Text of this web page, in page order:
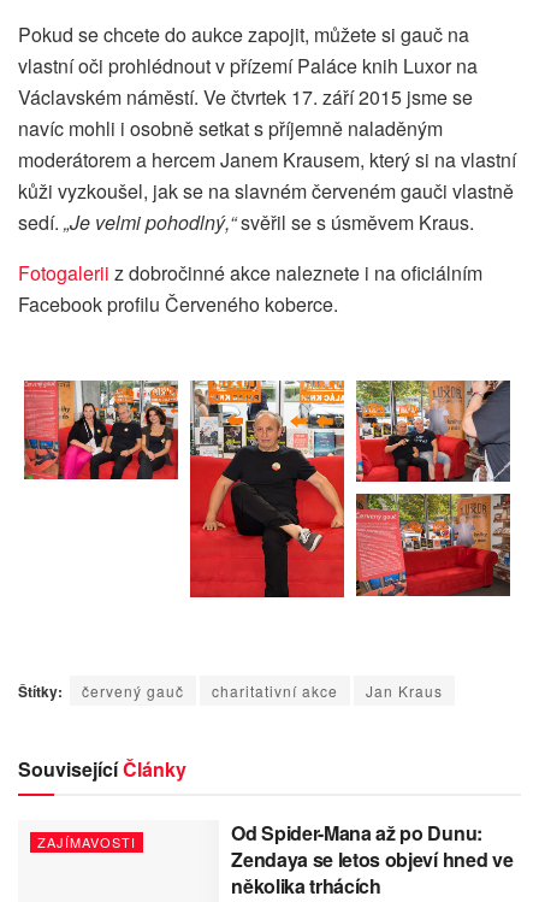
Pokud se chcete do aukce zapojit, můžete si gauč na
vlastní oči prohlédnout v přízemí Paláce knih Luxor na
Václavském náměstí. Ve čtvrtek 17. září 2015 jsme se
navíc mohli i osobně setkat s příjemně naladěným
moderátorem a hercem Janem Krausem, který si na vlastní
kůži vyzkoušel, jak se na slavném červeném gauči vlastně
sedí. „Je velmi pohodlný,“svěřil se s úsměvem Kraus.
Fotogalerii z dobročinné akce naleznete i na oficiálním
Facebook profilu Červeného koberce.
Štítky: červený gauč charitativní akce Jan Kraus
SouvisejícíČlánky
ZAJÍMAVOSTI
Od Spider-Mana až po Dunu:
Zendaya se letos objeví hned ve
několika trhácích